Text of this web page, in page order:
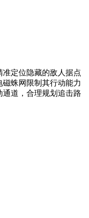
定位隐藏的敌人据点
蛛网限制其行动能力
道，合理规划追击路